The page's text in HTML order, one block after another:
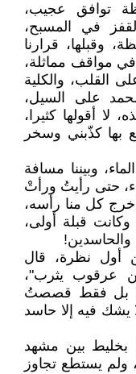
توافق عجيب،
في المسبح،
وقبلها، قرارنا
مواقف مماثلة،
القلب، والكلية
على السيل،
أقولها كثيرا،
كذّبني وسخر
وبيننا مسافة
حتى رأيتُ ورأتْ
كل منا رأسه،
قبلة أولى،
نظرة، قال
عرقوب يثرب"،
بل فقط قصصتُ
فيه إلا حاسد
بخليط بين مشهد
ولم يستطع تجاوز